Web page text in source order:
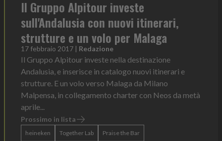
Il Gruppo Alpitour investe
sull'Andalusia con nuovi itinerari,
strutture e un volo per Malaga
17 febbraio 2017 | Redazione
Il Gruppo Alpitour investe nella destinazione
Andalusia, e inserisce in catalogo nuovi itinerari e
strutture. E un volo verso Malaga da Milano
Malpensa, in collegamento charter con Neos da metà
aprile...
Prossimo in lista
heineken Together Lab Praise the Bar